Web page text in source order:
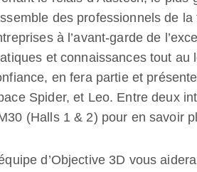
des professionnels de
à l’avant-garde de
et connaissances tout
en fera partie et
Spider, et Leo. Entre deux
(Halls 1 & 2) pour en savoir
d’Objective 3D vous